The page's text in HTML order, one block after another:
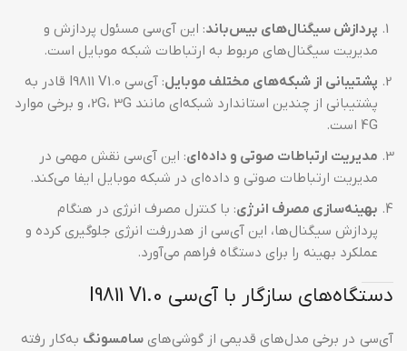
پردازش سیگنال‌های بیس‌باند: این آی‌سی مسئول پردازش و
مدیریت سیگنال‌های مربوط به ارتباطات شبکه موبایل است.
پشتیبانی از شبکه‌های مختلف موبایل
: آی‌سی I9811 V1.0 قادر به
پشتیبانی از چندین استاندارد شبکه‌ای مانند 2G، 3G، و برخی موارد
4G است.
مدیریت ارتباطات صوتی و داده‌ای: این آی‌سی نقش مهمی در
مدیریت ارتباطات صوتی و داده‌ای در شبکه موبایل ایفا می‌کند.
بهینه‌سازی مصرف انرژی: با کنترل مصرف انرژی در هنگام
پردازش سیگنال‌ها، این آی‌سی از هدررفت انرژی جلوگیری کرده و
عملکرد بهینه را برای دستگاه فراهم می‌آورد.
دستگاه‌های سازگار با آی‌سی I9811 V1.0
آی‌سی در برخی مدل‌های قدیمی از گوشی‌های سامسونگ به‌کار رفته